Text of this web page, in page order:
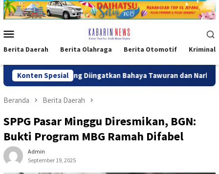
Loncat
ke
Mobile
Berita Daerah Berita Olahraga Berita Otomotif Kriminal
Konten Spesial
Bahaya Tawuran dan Narkoba Polisi Diminta
Beranda Berita Daerah
SPPG Pasar Minggu Diresmikan, BGN:
Bukti Program MBG Ramah Difabel
Admin
September 19, 2025